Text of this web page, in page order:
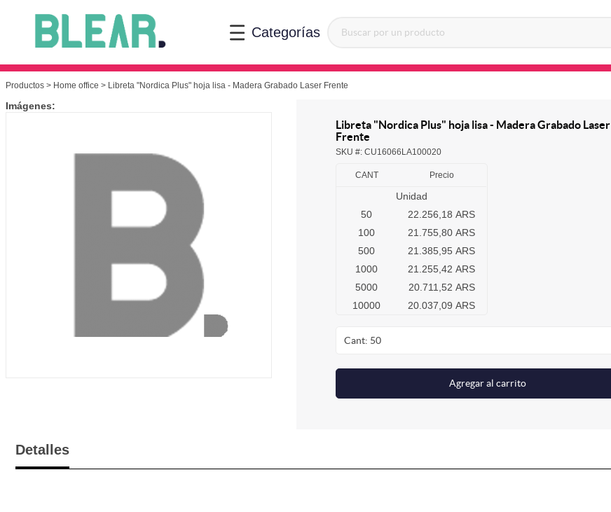
Categorías
Productos > Home office > Libreta "Nordica Plus" hoja lisa - Madera Grabado Laser Frente
Imágenes:
Libreta "Nordica Plus" hoja lisa - Madera Grabado Laser
Frente
SKU #: CU16066LA100020
CANT Precio
Unidad
50
22.256,18 ARS
100
21.755,80 ARS
500
21.385,95 ARS
1000
21.255,42 ARS
5000
20.711,52 ARS
10000
20.037,09 ARS
Cant: 50
Agregar al carrito
Detalles